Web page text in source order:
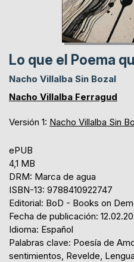
Lo que el Poema
Nacho Villalba Sin Bozal
Nacho Villalba Ferragud
Versión 1: Nacho Villalba Sin
ePUB
4,1 MB
DRM: Marca de agua
ISBN-13: 9788410922747
Editorial: BoD - Books on
Fecha de publicación:
Idioma: Español
Palabras clave: Poesía de
sentimientos, Revelde,